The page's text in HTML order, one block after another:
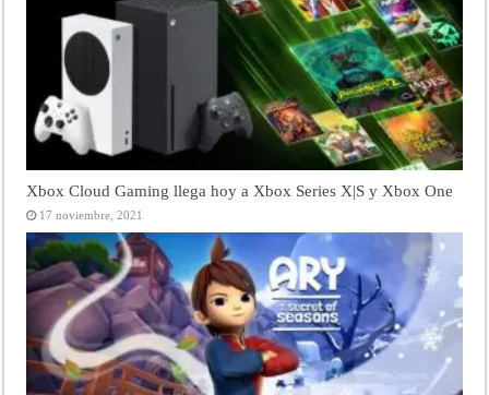
Xbox Cloud Gaming llega hoy a Xbox Series X|S y Xbox One
17 noviembre, 2021